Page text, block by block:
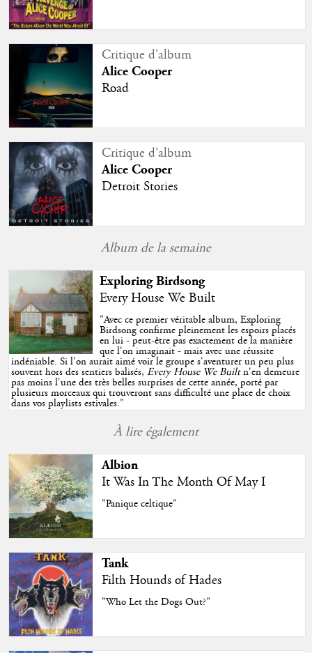
Critique d'album
Alice Cooper
Road
Critique d'album
Alice Cooper
Detroit Stories
Album de la semaine
Exploring Birdsong
Every House We Built
"Avec ce premier véritable album, Exploring
Birdsong confirme pleinement les espoirs placés
en lui - peut-être pas exactement de la manière
que l'on imaginait - mais avec une réussite
indéniable. Si l'on aurait aimé voir le groupe s'aventurer un peu plus
souvent hors des sentiers balisés,Every House We Builtn'en demeure
pas moins l'une des très belles surprises de cette année, porté par
plusieurs morceaux qui trouveront sans difficulté une place de choix
dans vos playlists estivales."
À lire également
Albion
It Was In The Month Of May I
"Panique celtique"
Tank
Filth Hounds of Hades
"Who Let the Dogs Out?"